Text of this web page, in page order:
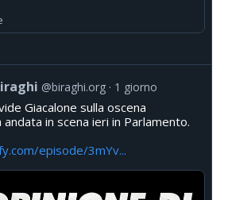
@biraghi.org 1 giorno
Giacalone sulla oscena
in scena ieri in Parlamento.
episode/3mYv...